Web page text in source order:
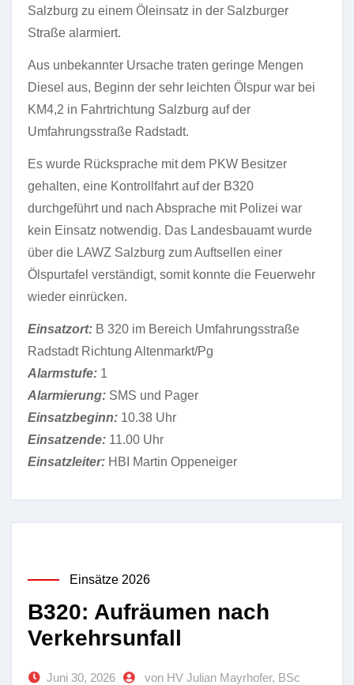
Salzburg zu einem Öleinsatz in der Salzburger
Straße alarmiert.
Aus unbekannter Ursache traten geringe Mengen
Diesel aus, Beginn der sehr leichten Ölspur war bei
KM4,2 in Fahrtrichtung Salzburg auf der
Umfahrungsstraße Radstadt.
Es wurde Rücksprache mit dem PKW Besitzer
gehalten, eine Kontrollfahrt auf der B320
durchgeführt und nach Absprache mit Polizei war
kein Einsatz notwendig. Das Landesbauamt wurde
über die LAWZ Salzburg zum Auftsellen einer
Ölspurtafel verständigt, somit konnte die Feuerwehr
wieder einrücken.
Einsatzort: B 320 im Bereich Umfahrungsstraße
Radstadt Richtung Altenmarkt/Pg
Alarmstufe: 1
Alarmierung: SMS und Pager
Einsatzbeginn: 10.38 Uhr
Einsatzende: 11.00 Uhr
Einsatzleiter: HBI Martin Oppeneiger
Einsätze 2026
B320: Aufräumen nach
Verkehrsunfall
Juni 30, 2026
von HV Julian Mayrhofer, BSc